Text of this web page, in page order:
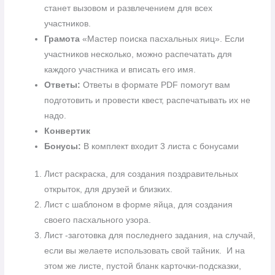
станет вызовом и развлечением для всех
участников.
Грамота «Мастер поиска пасхальных яиц». Если
участников несколько, можно распечатать для
каждого участника и вписать его имя.
Ответы:Ответы в формате PDF помогут вам
подготовить и провести квест, распечатывать их не
надо.
Конвертик
Бонусы: В комплект входит 3 листа с бонусами
Лист раскраска, для создания поздравительных
открыток, для друзей и близких.
Лист с шаблоном в форме яйца, для создания
своего пасхального узора.
Лист -заготовка для последнего задания, на случай,
если вы желаете использовать свой тайник. И на
этом же листе, пустой бланк карточки-подсказки,